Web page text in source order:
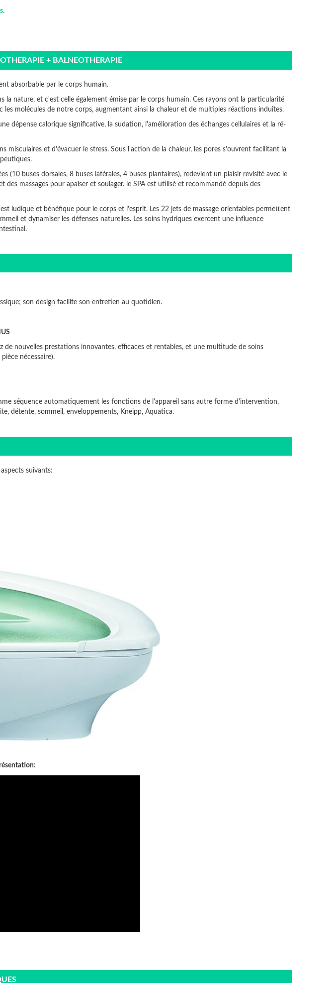
+ BALNEOTHERAPIE
absorbable par le corps humain.
nature, et c'est celle également émise par le corps humain. Ces rayons ont la particularité
molécules de notre corps, augmentant ainsi la chaleur et de multiples réactions induites.
dépense calorique significative, la sudation, l'amélioration des échanges cellulaires et la ré-
misculaires et d'évacuer le stress. Sous l'action de la chaleur, les pores s'ouvrent facilitant la
(10 buses dorsales, 8 buses latérales, 4 buses plantaires), redevient un plaisir revisité avec le
massages pour apaiser et soulager. le SPA est utilisé et recommandé depuis des
ludique et bénéfique pour le corps et l'esprit. Les 22 jets de massage orientables permettent
et dynamiser les défenses naturelles. Les soins hydriques exercent une influence
son design facilite son entretien au quotidien.
nouvelles prestations innovantes, efficaces et rentables, et une multitude de soins
nécessaire).
séquence automatiquement les fonctions de l'appareil sans autre forme d'intervention,
détente, sommeil, enveloppements, Kneipp, Aquatica.
suivants: